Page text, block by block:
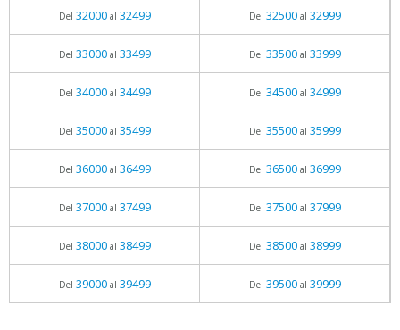
Del 32000al 32499 Del 32500al 32999
Del 33000al 33499 Del 33500al 33999
Del 34000al 34499 Del 34500al 34999
Del 35000al 35499 Del 35500al 35999
Del 36000al 36499 Del 36500al 36999
Del 37000al 37499 Del 37500al 37999
Del 38000al 38499 Del 38500al 38999
Del 39000al 39499 Del 39500al 39999